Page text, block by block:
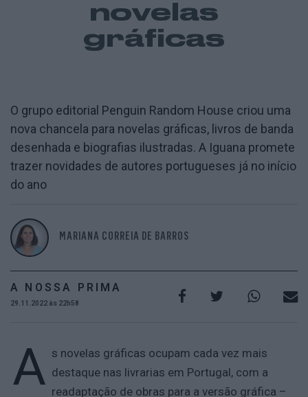
novelas
gráficas
O grupo editorial Penguin Random House criou uma
nova chancela para novelas gráficas, livros de banda
desenhada e biografias ilustradas. A Iguana promete
trazer novidades de autores portugueses já no início
do ano
MARIANA CORREIA DE BARROS
A NOSSA PRIMA
29.11.2022 às 22h58
A s novelas gráficas ocupam cada vez mais
destaque nas livrarias em Portugal, com a
readaptação de obras para a versão gráfica –